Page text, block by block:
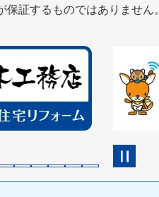
証するものではありません。
枚
目